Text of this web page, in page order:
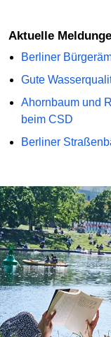
Aktuelle
Berliner
Gute
Ahornbaum und
beim CSD
Berliner